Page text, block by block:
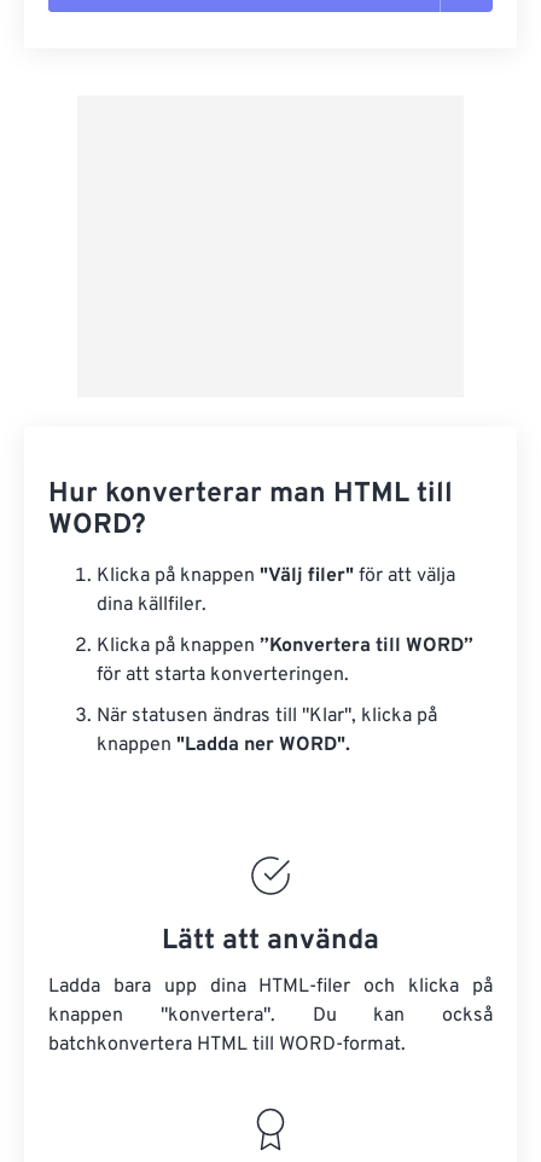
Hur konverterar man HTML till
WORD?
Klicka på knappen "Välj filer" för att välja
dina källfiler.
Klicka på knappen ”Konvertera till WORD”
för att starta konverteringen.
När statusen ändras till "Klar", klicka på
knappen "Ladda ner WORD".
Lätt att använda
Ladda bara upp dina HTML-filer och klicka på
knappen "konvertera". Du kan också
batchkonvertera HTML till WORD-format.